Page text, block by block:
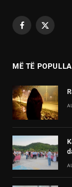
Facebook
X
MË TË